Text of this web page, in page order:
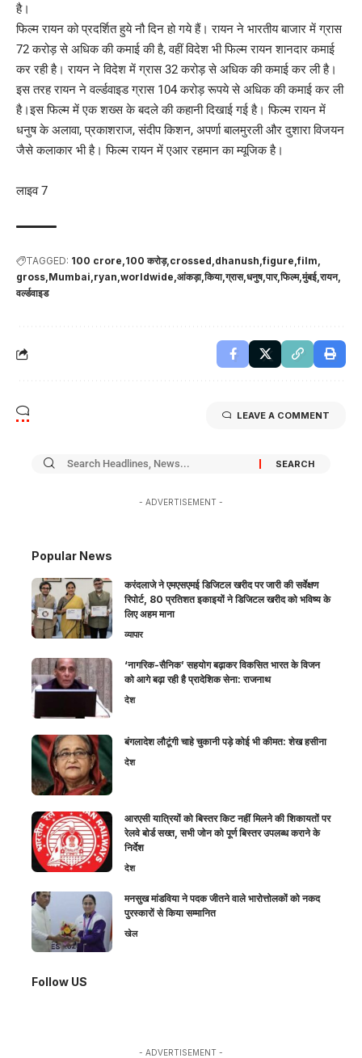
है।
फिल्म रायन को प्रदर्शित हुये नौ दिन हो गये हैं। रायन ने भारतीय बाजार में ग्रास
72 करोड़ से अधिक की कमाई की है, वहीं विदेश भी फिल्म रायन शानदार कमाई
कर रही है। रायन ने विदेश में ग्रास 32 करोड़ से अधिक की कमाई कर ली है।
इस तरह रायन ने वर्ल्डवाइड ग्रास 104 करोड़ रूपये से अधिक की कमाई कर ली
है।इस फिल्म में एक शख्स के बदले की कहानी दिखाई गई है। फिल्म रायन में
धनुष के अलावा, प्रकाशराज, संदीप किशन, अपर्णा बालमुरली और दुशारा विजयन
जैसे कलाकार भी है। फिल्म रायन में एआर रहमान का म्यूजिक है।
लाइव 7
TAGGED: 100 crore 100 करोड़ crossed dhanush figure film
gross Mumbai ryan worldwide आंकड़ा किया ग्रास धनुष पार फिल्म मुंबई रायन
वर्ल्डवाइड
LEAVE A COMMENT
- ADVERTISEMENT -
Popular News
करंदलाजे ने एमएसएमई डिजिटल खरीद पर जारी की सर्वेक्षण
रिपोर्ट, 80 प्रतिशत इकाइयों ने डिजिटल खरीद को भविष्य के
लिए अहम माना
व्यापार
‘नागरिक-सैनिक’ सहयोग बढ़ाकर विकसित भारत के विजन
को आगे बढ़ा रही है प्रादेशिक सेना: राजनाथ
देश
बंगलादेश लौटूंगी चाहे चुकानी पड़े कोई भी कीमत: शेख हसीना
देश
आरएसी यात्रियों को बिस्तर किट नहीं मिलने की शिकायतों पर
रेलवे बोर्ड सख्त, सभी जोन को पूर्ण बिस्तर उपलब्ध कराने के
निर्देश
देश
मनसुख मांडविया ने पदक जीतने वाले भारोत्तोलकों को नकद
पुरस्कारों से किया सम्मानित
खेल
Follow US
- ADVERTISEMENT -